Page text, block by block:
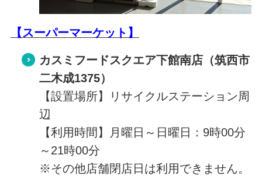
【スーパーマーケット】
カスミフードスクエア下館南店（筑西市
二木成1375）
【設置場所】リサイクルステーション周
辺
【利用時間】月曜日～日曜日：9時00分
～21時00分
※その他店舗閉店日は利用できません。